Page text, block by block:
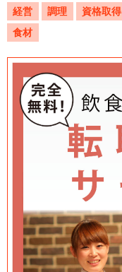
経営
調理 資格取得
食材